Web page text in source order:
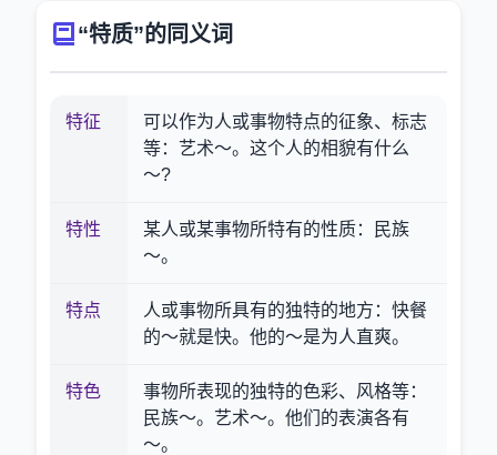
“特质”的同义词
特征
可以作为人或事物特点的征象、标志
等：艺术～。这个人的相貌有什么
～?
特性
某人或某事物所特有的性质：民族
～。
特点
人或事物所具有的独特的地方：快餐
的～就是快。他的～是为人直爽。
特色
事物所表现的独特的色彩、风格等：
民族～。艺术～。他们的表演各有
～。